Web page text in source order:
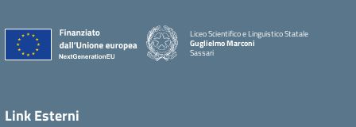
Liceo Scientifico e Linguistico Statale
Guglielmo Marconi
Sassari
Link Esterni